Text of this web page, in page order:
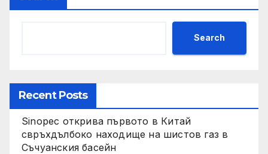
Search
Recent Posts
Sinopec открива първото в Китай
свръхдълбоко находище на шистов газ в
Съчуанския басейн